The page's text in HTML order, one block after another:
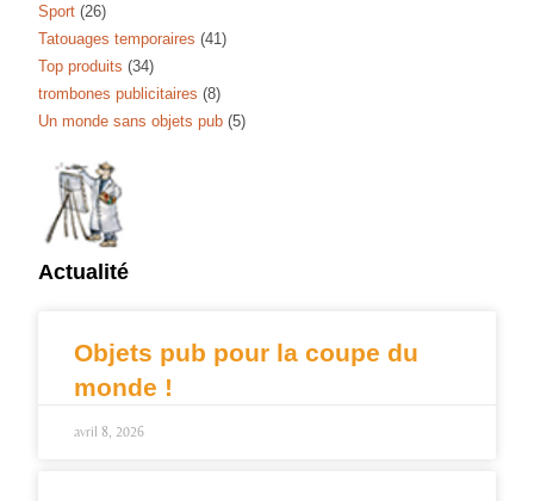
Sport (26)
Tatouages temporaires (41)
Top produits (34)
trombones publicitaires (8)
Un monde sans objets pub (5)
Actualité
Objets pub pour la coupe du
monde !
avril 8, 2026